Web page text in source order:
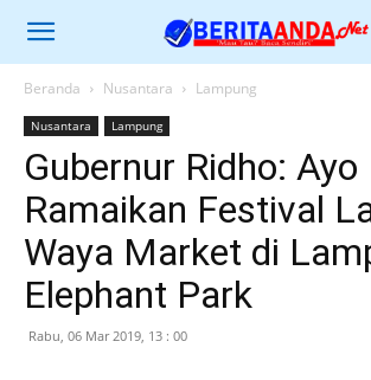
Beranda Nusantara Lampung
Nusantara Lampung
Gubernur Ridho: Ayo
Ramaikan Festival
Waya Market di
Elephant Park
Rabu, 06 Mar 2019, 13 : 00